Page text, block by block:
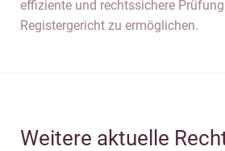
effiziente und rechtssichere
Registergericht zu ermöglichen.
Weitere aktuelle